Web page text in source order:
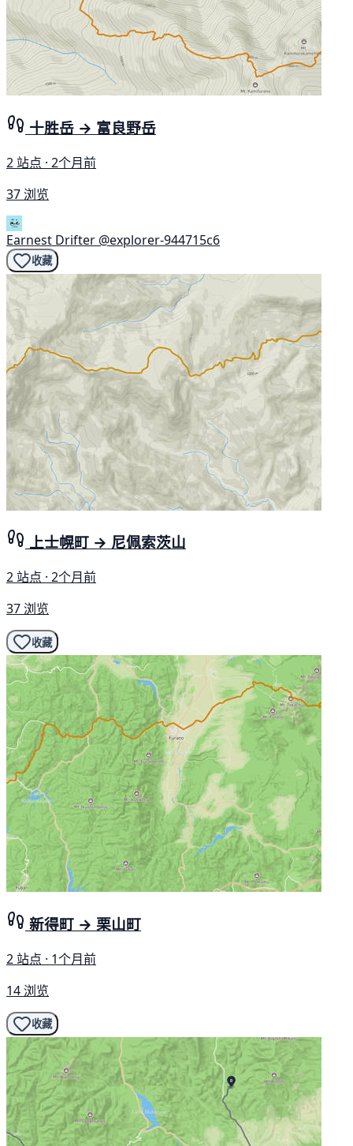
十胜岳 → 富良野岳
2 站点 · 2个月前
37 浏览
Earnest Drifter @explorer-944715c6
收藏
上士幌町 → 尼佩索茨山
2 站点 · 2个月前
37 浏览
收藏
新得町 → 栗山町
2 站点 · 1个月前
14 浏览
收藏